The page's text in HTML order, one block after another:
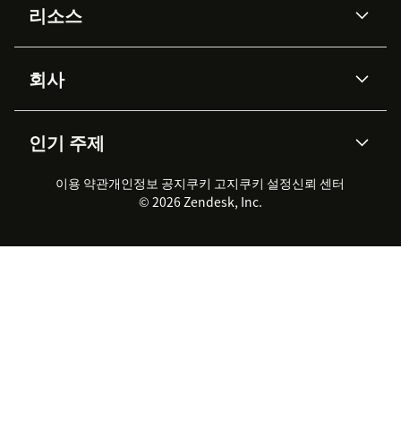
Zendesk AI
Advanced Data Privacy &
Protection
지식창고
워크포스 관리
실시간 채팅
클라이언트 포털
리소스
API & 개발자
AI 리서치
이벤트 & 웨비나
고객 사례
회사
채용 정보
지속 가능성 보고서
Zendesk Foundation
법적 정보
인기 주제
2026 CX 트렌드
제품 업데이트
고객 서비스 소프트웨어
헬프 데스크 통합 티켓 관리 소
이용 약관개인정보 공지쿠키 고지쿠키 설정신뢰 센터
© 2026 Zendesk, Inc.